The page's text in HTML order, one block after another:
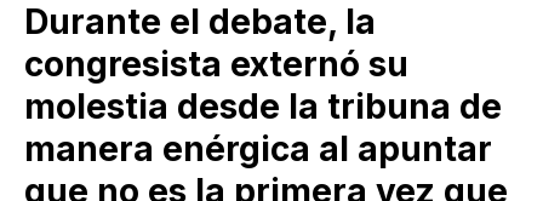
Durante el debate, la
congresista externó su
molestia desde la tribuna de
manera enérgica al apuntar
que no es la primera vez que